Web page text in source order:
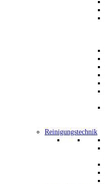
Reinigungstechnik